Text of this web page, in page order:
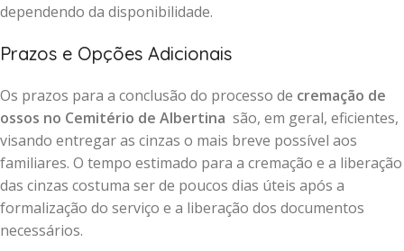
dependendo da disponibilidade.
Prazos e Opções Adicionais
Os prazos para a conclusão do processo de cremação de
ossos no Cemitério de Albertina são, em geral, eficientes,
visando entregar as cinzas o mais breve possível aos
familiares. O tempo estimado para a cremação e a liberação
das cinzas costuma ser de poucos dias úteis após a
formalização do serviço e a liberação dos documentos
necessários.